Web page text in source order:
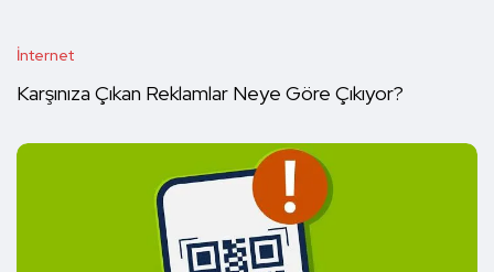
İnternet
Karşınıza Çıkan Reklamlar Neye Göre Çıkıyor?